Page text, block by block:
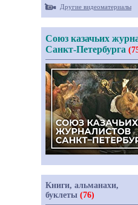
Другие видеоматериалы
Союз казачьих
Санкт-Петербурга
Книги, альманахи,
буклеты (76)